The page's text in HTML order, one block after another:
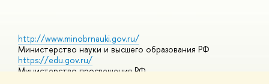
http://www.minobrnauki.gov.ru/
Министерство науки и высшего образования РФ
https://edu.gov.ru/
Министерство просвещения РФ